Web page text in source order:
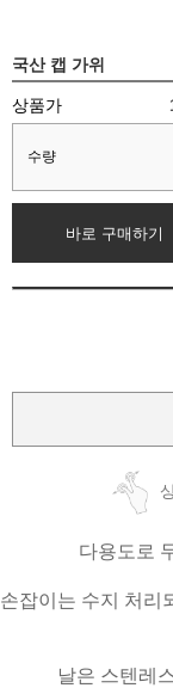
국산 캡 가위
상품가
수량
바로 구매하기
다용도로
손잡이는 수지 처리
날은 스텐레